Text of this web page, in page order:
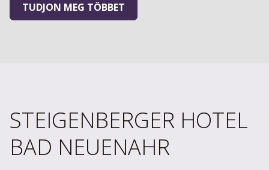
TUDJON MEG TÖBBET
STEIGENBERGER HOTEL
BAD NEUENAHR